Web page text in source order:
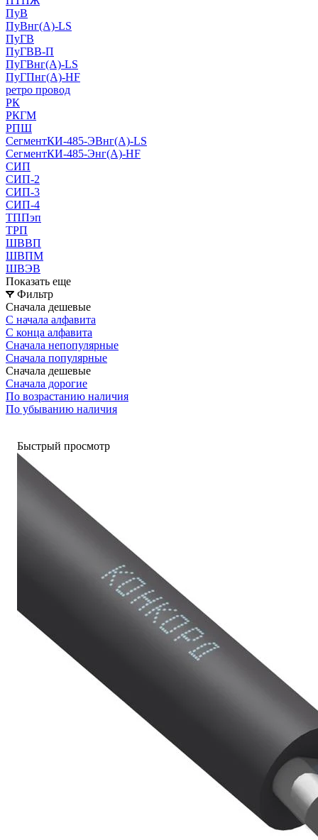
ПуВ
ПуВнг(А)-LS
ПуГВ
ПуГВВ-П
ПуГВнг(А)-LS
ПуГПнг(А)-HF
ретро провод
РК
РКГМ
РПШ
СегментКИ-485-ЭВнг(А)-LS
СегментКИ-485-Энг(А)-HF
СИП
СИП-2
СИП-3
СИП-4
ТППэп
ТРП
ШВВП
ШВПМ
ШВЭВ
Показать еще
Фильтр
Сначала дешевые
С начала алфавита
С конца алфавита
Сначала непопулярные
Сначала популярные
Сначала дешевые
Сначала дорогие
По возрастанию наличия
По убыванию наличия
Быстрый просмотр